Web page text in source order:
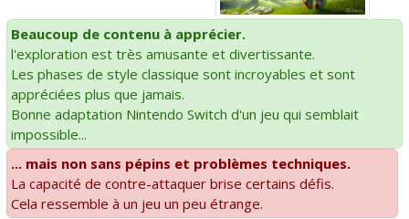
Beaucoup de contenu à apprécier.
l'exploration est très amusante et divertissante.
Les phases de style classique sont incroyables et sont
appréciées plus que jamais.
Bonne adaptation Nintendo Switch d'un jeu qui semblait
impossible...
... mais non sans pépins et problèmes techniques.
La capacité de contre-attaquer brise certains défis.
Cela ressemble à un jeu un peu étrange.